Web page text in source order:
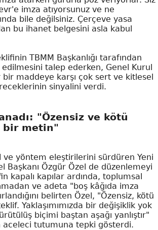
imza atıyorsunuz ve ne
bile değilsiniz. Çerçeve yasa
bu ihanet belgesini asla kabul
TBMM Başkanlığı tarafından
talep ederken, Genel Kurul
bir maddeye karşı çok sert ve kitlesel
sinyalini verdi.
"Özensiz ve kötü
bir metin"
ve yöntem eleştirilerini sürdüren Yeni
Başkanı Özgür Özel de düzenlemeyi
kapalı kapılar ardında, toplumsal
ve adeta "boş kâğıda imza
belirten Özel, "Özensiz, kötü
Yaklaşımımızda bir değişiklik yok
biçimi baştan aşağı yanlıştır"
aceleci tutumuna tepki gösterdi.